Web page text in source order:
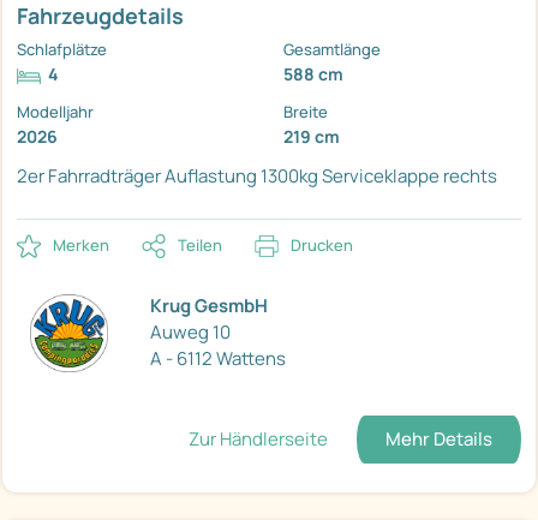
Fahrzeugdetails
Schlafplätze
4
Gesamtlänge
588 cm
Modelljahr
2026
Breite
219 cm
2er FahrradträgerAuflastung 1300kgServiceklappe rechts
Merken Teilen Drucken
Krug GesmbH
Auweg 10
A - 6112 Wattens
Zur Händlerseite Mehr Details